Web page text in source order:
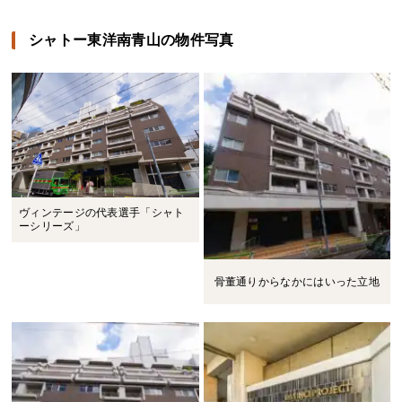
シャトー東洋南青山の物件写真
ヴィンテージの代表選手「シャト
ーシリーズ」
骨董通りからなかにはいった立地